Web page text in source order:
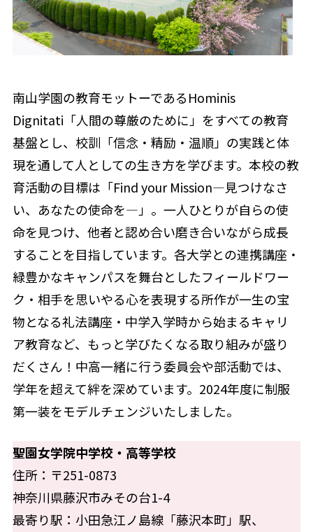
南山学園の教育モットーであるHominis
Dignitati「人間の尊厳のために」をすべての教育
基盤とし、校訓「信念・精励・温順」の実践と体
現を通して人としての生き方を学びます。本校の教
育活動の目標は「Find your Mission―見つけなさ
い、あなたの使命を―」。一人ひとりが自らの使
命を見つけ、他者と認め合い磨き合いながら成長
することを目指しています。各大学との連携講座・
緑豊かなキャンパスを舞台としたフィールドワー
ク・相手を思いやる心を表現する所作が一生の宝
物となる礼法講座・中学入学時から始まるキャリ
ア教育など、もっと学びたくなる取り組みが盛り
だくさん！中高一緒に行う委員会や部活動では、
学年を超えて絆を深めています。2024年度に制服
第一装をモデルチェンジいたしました。
聖園女学院中学校・高等学校
住所：〒251-0873
神奈川県藤沢市みその台1-4
最寄り駅：小田急江ノ島線「藤沢本町」駅、